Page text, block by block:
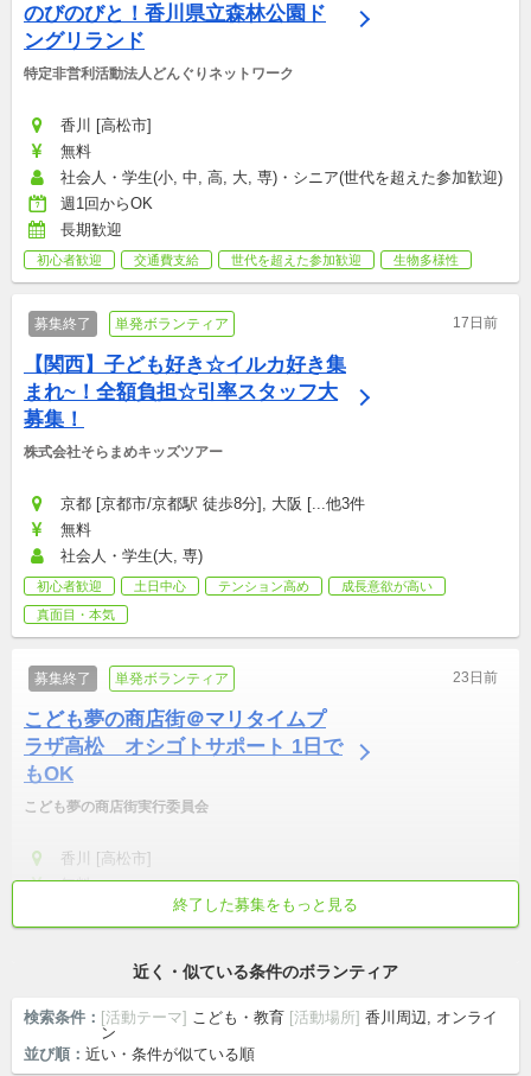
のびのびと！香川県立森林公園ド
ングリランド
特定非営利活動法人どんぐりネットワーク
香川 [高松市]
無料
社会人・学生(小, 中, 高, 大, 専)・シニア(世代を超えた参加歓迎)
週1回からOK
長期歓迎
初心者歓迎 交通費支給 世代を超えた参加歓迎 生物多様性
募集終了 単発ボランティア 17日前
【関西】子ども好き☆イルカ好き集
まれ~！全額負担☆引率スタッフ大
募集！
株式会社そらまめキッズツアー
京都 [京都市/京都駅 徒歩8分], 大阪 [...他3件
無料
社会人・学生(大, 専)
初心者歓迎 土日中心 テンション高め
成長意欲が高い
真面目・本気
募集終了 単発ボランティア 23日前
こども夢の商店街＠マリタイムプ
ラザ高松　オシゴトサポート 1日で
もOK
こども夢の商店街実行委員会
香川 [高松市]
無料
社会人・学生(高, 大, 専)終了した募集をもっと見る
近く・似ている条件のボランティア
検索条件： [活動テーマ] こども・教育 [活動場所] 香川周辺, オンライ
ン
並び順： 近い・条件が似ている順